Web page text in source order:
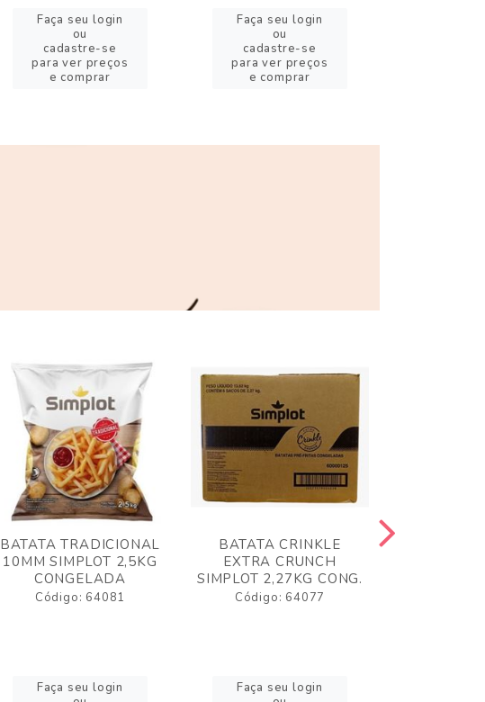
Faça seu login
ou
cadastre-se
para ver preços
e comprar
Faça seu login
ou
cadastre-se
para ver preços
e comprar
BATATA TRADICIONAL
10MM SIMPLOT 2,5KG
CONGELADA
Código: 64081
Faça seu login
BATATA CRINKLE
EXTRA CRUNCH
SIMPLOT 2,27KG CONG.
Código: 64077
Faça seu login